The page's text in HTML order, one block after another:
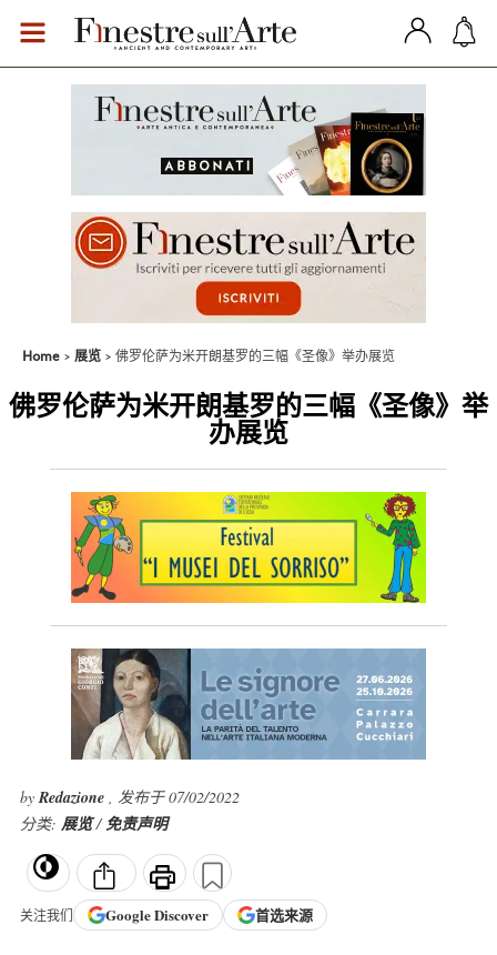
Home 展览 佛罗伦萨为米开朗基罗的三幅《圣像》举办展览
佛罗伦萨为米开朗基罗的三幅《圣像》举
办展览
byRedazione , 发布于 07/02/2022
分类: 展览/免责声明
关注我们 GoogleDiscover 首选来源